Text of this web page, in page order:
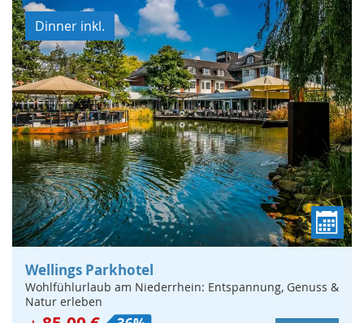
Dinner inkl.
Wellings Parkhotel
Wohlfühlurlaub am Niederrhein: Entspannung, Genuss &
Natur erleben